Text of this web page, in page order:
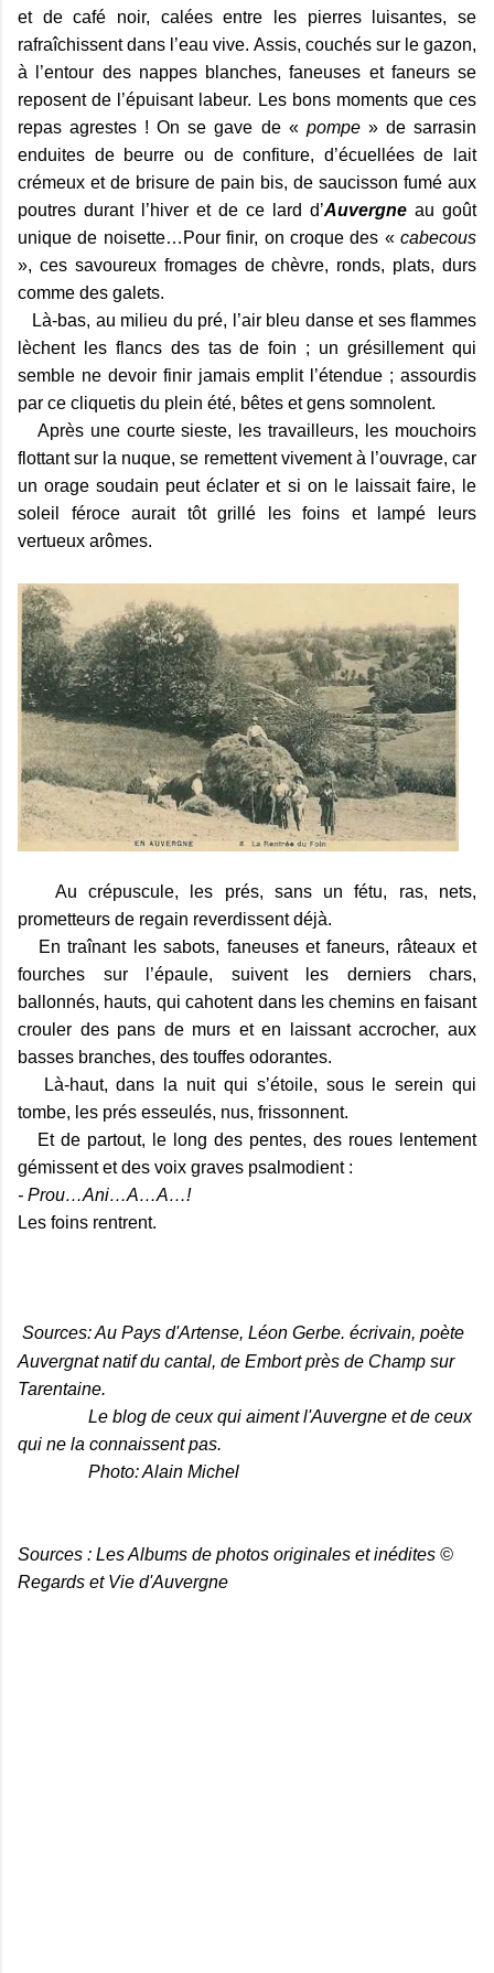
et de café noir, calées entre les pierres luisantes, se
rafraîchissent dans l’eau vive. Assis, couchés sur le gazon,
à l’entour des nappes blanches, faneuses et faneurs se
reposent de l’épuisant labeur. Les bons moments que ces
repas agrestes ! On se gave de « pompe» de sarrasin
enduites de beurre ou de confiture, d’écuellées de lait
crémeux et de brisure de pain bis, de saucisson fumé aux
poutres durant l’hiver et de ce lard d’Auvergne au goût
unique de noisette…Pour finir, on croque des « cabecous
», ces savoureux fromages de chèvre, ronds, plats, durs
comme des galets.
Là-bas, au milieu du pré, l’air bleu danse et ses flammes
lèchent les flancs des tas de foin ; un grésillement qui
semble ne devoir finir jamais emplit l’étendue ; assourdis
par ce cliquetis du plein été, bêtes et gens somnolent.
Après une courte sieste, les travailleurs, les mouchoirs
flottant sur la nuque, se remettent vivement à l’ouvrage, car
un orage soudain peut éclater et si on le laissait faire, le
soleil féroce aurait tôt grillé les foins et lampé leurs
vertueux arômes.
Au crépuscule, les prés, sans un fétu, ras, nets,
prometteurs de regain reverdissent déjà.
En traînant les sabots, faneuses et faneurs, râteaux et
fourches sur l’épaule, suivent les derniers chars,
ballonnés, hauts, qui cahotent dans les chemins en faisant
crouler des pans de murs et en laissant accrocher, aux
basses branches, des touffes odorantes.
Là-haut, dans la nuit qui s’étoile, sous le serein qui
tombe, les prés esseulés, nus, frissonnent.
Et de partout, le long des pentes, des roues lentement
gémissent et des voix graves psalmodient :
- Prou…Ani…A…A…!
Les foins rentrent.
Sources: Au Pays d'Artense, Léon Gerbe. écrivain, poète
Auvergnat natif du cantal, de Embort près de Champ sur
Tarentaine.
Le blog de ceux qui aiment l'Auvergne et de ceux
qui ne la connaissent pas.
Photo: Alain Michel
Sources : Les Albums de photos originales et inédites ©
Regards et Vie d'Auvergne